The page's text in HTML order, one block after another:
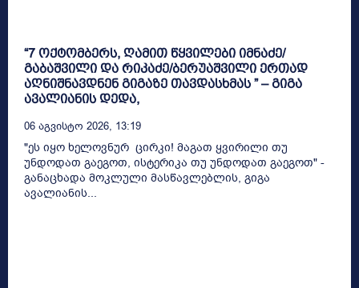
“7 ოქტომბერს, ღამით წყვილები იმნაძე/
გაბაშვილი და რიკაძე/ბერუაშვილი ერთად
აღნიშნავდნენ გიგაზე თავდასხმას ” – გიგა
ავალიანის დედა,
06 Აგვისტო 2026, 13:19
"ეს იყო ხელოვნურ ცირკი! მაგათ ყვირილი თუ
უნდოდათ გაეგოთ, ისტერიკა თუ უნდოდათ გაეგოთ" -
განაცხადა მოკლული მასწავლებლის, გიგა
ავალიანის...